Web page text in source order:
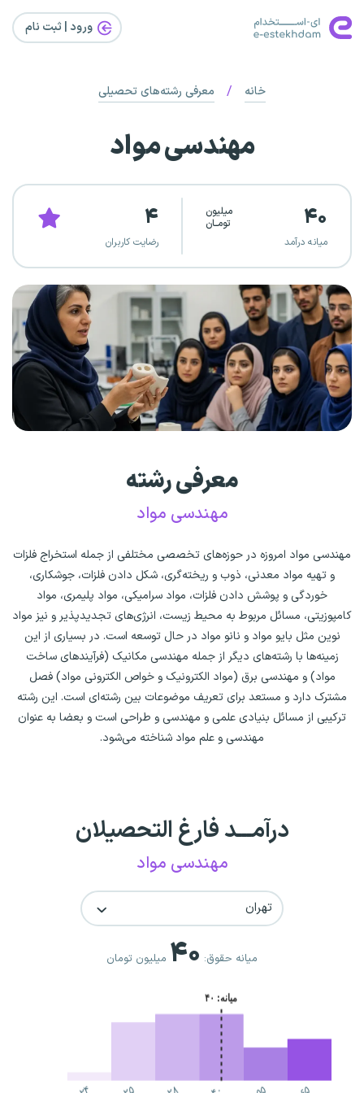
ورود | ثبت‌ نام
خانه / معرفی رشته‌های تحصیلی
مهندسی مواد
۴۰
میلیون
تومــان
میانه درآمد
۴
رضایت کاربران
معرفی رشته
مهندسی مواد
مهندسی مواد امروزه در حوزه‌های تخصصی مختلفی از جمله استخراج فلزات
و تهیه مواد معدنی، ذوب و ریخته‌گری، شکل دادن فلزات، جوشکاری،
خوردگی و پوشش دادن فلزات، مواد سرامیکی، مواد پلیمری، مواد
کامپوزیتی، مسائل مربوط به محیط زیست، انرژی‌های تجدیدپذیر و نیز مواد
نوین مثل بایو مواد و نانو مواد در حال توسعه است. در بسیاری از این
زمینه‌ها با رشته‌های دیگر از جمله مهندسی مکانیک (فرآیندهای ساخت
مواد) و مهندسی برق (مواد الکترونیک و خواص الکترونی مواد) فصل
مشترک دارد و مستعد برای تعریف موضوعات بین رشته‌ای است. این رشته
ترکیبی از مسائل بنیادی علمی و مهندسی و طراحی است و بعضا به عنوان
مهندسی و علم مواد شناخته می‌شود.
درآمـــد فارغ التحصیلان
مهندسی مواد
تهران
میانه حقوق: ۴۰ میلیون تومان